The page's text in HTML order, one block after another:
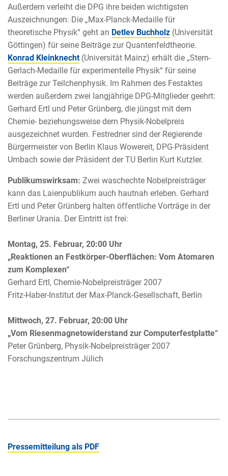
Außerdem verleiht die DPG ihre beiden wichtigsten
Auszeichnungen: Die „Max-Planck-Medaille für
theoretische Physik“ geht an Detlev Buchholz (Universität
Göttingen) für seine Beiträge zur Quantenfeldtheorie.
Konrad Kleinknecht(Universität Mainz) erhält die „Stern-
Gerlach-Medaille für experimentelle Physik“ für seine
Beiträge zur Teilchenphysik. Im Rahmen des Festaktes
werden außerdem zwei langjährige DPG-Mitglieder geehrt:
Gerhard Ertl und Peter Grünberg, die jüngst mit dem
Chemie- beziehungsweise dem Physik-Nobelpreis
ausgezeichnet wurden. Festredner sind der Regierende
Bürgermeister von Berlin Klaus Wowereit, DPG-Präsident
Umbach sowie der Präsident der TU Berlin Kurt Kutzler.
Publikumswirksam: Zwei waschechte Nobelpreisträger
kann das Laienpublikum auch hautnah erleben. Gerhard
Ertl und Peter Grünberg halten öffentliche Vorträge in der
Berliner Urania. Der Eintritt ist frei:
Montag, 25. Februar, 20:00 Uhr
„Reaktionen an Festkörper-Oberflächen: Vom Atomaren
zum Komplexen“
Gerhard Ertl, Chemie-Nobelpreisträger 2007
Fritz-Haber-Institut der Max-Planck-Gesellschaft, Berlin
Mittwoch, 27. Februar, 20:00 Uhr
„Vom Riesenmagnetowiderstand zur Computerfestplatte“
Peter Grünberg, Physik-Nobelpreisträger 2007
Forschungszentrum Jülich
Pressemitteilung als PDF